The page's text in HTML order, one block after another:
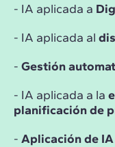
- IA aplicada a
- IA aplicada al
- Gestión
- IA aplicada a la
planificación de
- Aplicación de